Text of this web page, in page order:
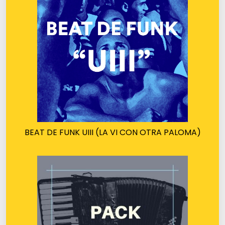
BEAT DE FUNK UIII (LA VI CON OTRA PALOMA)